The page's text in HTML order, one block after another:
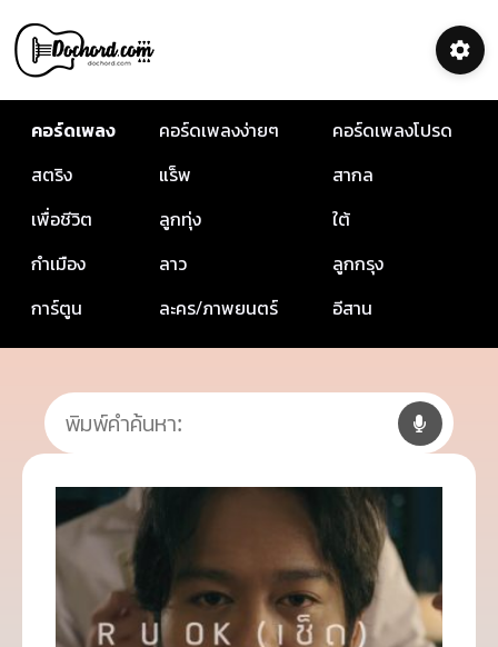
คอร์ดเพลง คอร์ดเพลงง่ายๆ
คอร์ดเพลงโปรด
สตริง
แร็พ
สากล
เพื่อชีวิต
ลูกทุ่ง
ใต้
กำเมือง
ลาว
ลูกกรุง
การ์ตูน
ละคร/ภาพยนตร์ อีสาน